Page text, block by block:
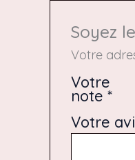
Soyez
Votre
Votre
note*
Votre